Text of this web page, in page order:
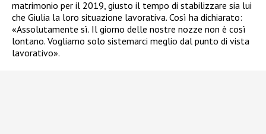
matrimonio per il 2019, giusto il tempo di stabilizzare sia lui
che Giulia la loro situazione lavorativa. Così ha dichiarato:
«Assolutamente sì. Il giorno delle nostre nozze non è così
lontano. Vogliamo solo sistemarci meglio dal punto di vista
lavorativo».